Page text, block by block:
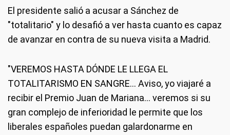
El presidente salió a acusar a Sánchez de
"totalitario" y lo desafió a ver hasta cuanto es capaz
de avanzar en contra de su nueva visita a Madrid.
"VEREMOS HASTA DÓNDE LE LLEGA EL
TOTALITARISMO EN SANGRE... Aviso, yo viajaré a
recibir el Premio Juan de Mariana... veremos si su
gran complejo de inferioridad le permite que los
liberales españoles puedan galardonarme en